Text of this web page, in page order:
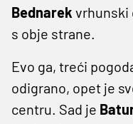
Bednarek vrhunski
s obje strane.
Evo ga, treći
odigrano, opet je
centru. Sad je